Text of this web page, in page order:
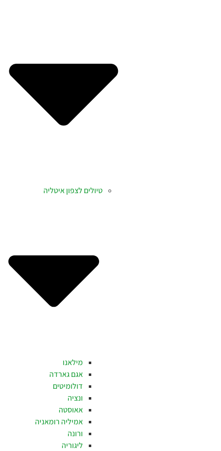
טיולים לצפון איטליה
מילאנו
אגם גארדה
דולומיטים
ונציה
אאוסטה
אמיליה רומאניה
ורונה
ליגוריה